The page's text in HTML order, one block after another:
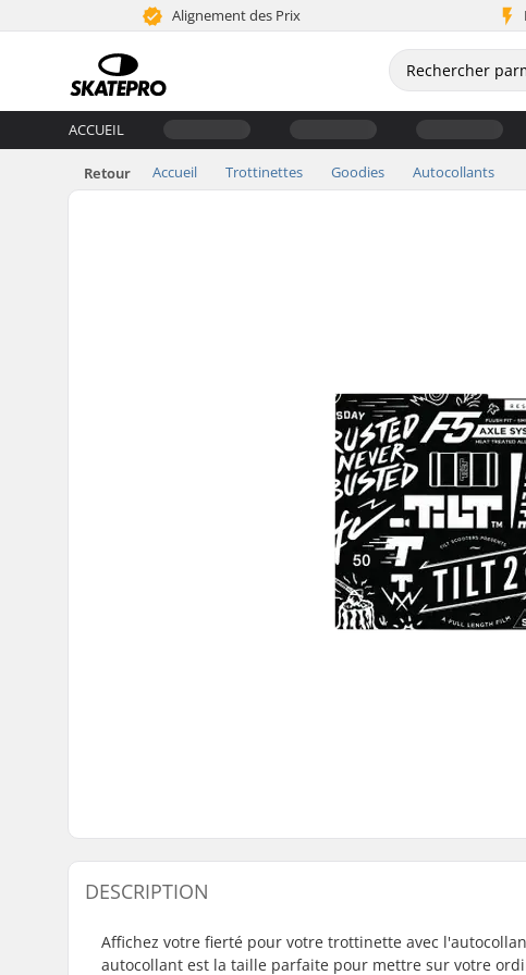
Alignement des Prix
ACCUEIL
Retour Accueil Trottinettes Goodies Autocollants
DESCRIPTION
Affichez votre fierté pour votre trottinette avec
autocollant est la taille parfaite pour mettre sur votre